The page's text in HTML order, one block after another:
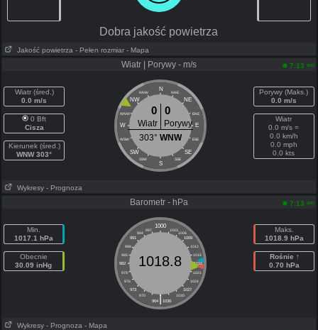
Dobra jakość powietrza
Jakość powietrza - Pełen rozmiar - Mapa
Wiatr | Porywy - m/s 7:13 am
Wiatr (śred.)
0.0 m/s
0 Bft
Cisza
Kierunek (śred.)
WNW 303°
N
NNW NNE
NW NE
WNW ENE
W E
WSW ESE
SW SE
SSW SSE
S
0 0
Wiatr
Porywy
303° WNW
Porywy (Maks.)
0.0 m/s
Wiatr
0.0 m/s =
0.0 km/h
0.0 mph
0.0 kts
Wykresy - Prognoza
Barometr - hPa 7:13 am
Min.
1017.1 hPa
Obecnie
30.09 inHg
1000
997 1003
994
1006
991
1009
988
1012
985
1015
982
1018
979
1021
976
1024
973
1027
970
1030
|
964 1036
1018.8
Maks.
1018.9 hPa
Rośnie ↑
0.70 hPa
Wykresy - Prognoza - Mapa